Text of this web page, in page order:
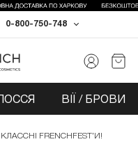
0-800-750-748
ВІЇ / БРОВИ
FRENCHFEST’И!